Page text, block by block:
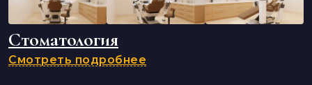
Стоматология
Смотреть подробнее